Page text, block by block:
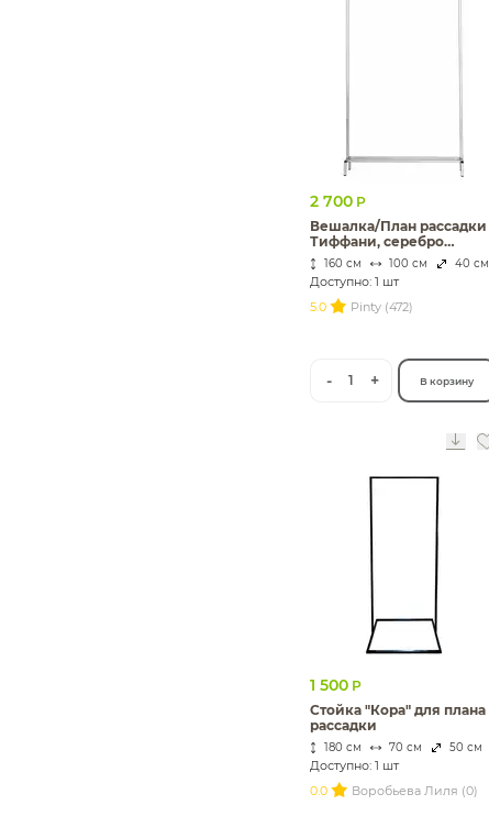
2 700 Р
Вешалка/План рассадки
Тиффани, серебро
(перекрас)
160 см 100 см 40 см
Доступно: 1 шт
5.0
Pinty (472)
- 1 + В корзину
1 500 Р
Стойка "Кора" для плана
рассадки
180 см 70 см 50 см
Доступно: 1 шт
0.0
Воробьева Лиля (0)